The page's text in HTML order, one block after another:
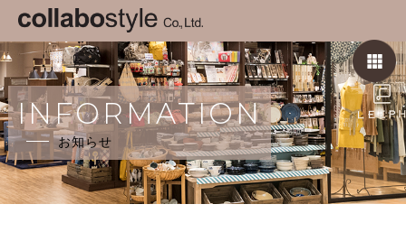
INFORMATION
お知らせ